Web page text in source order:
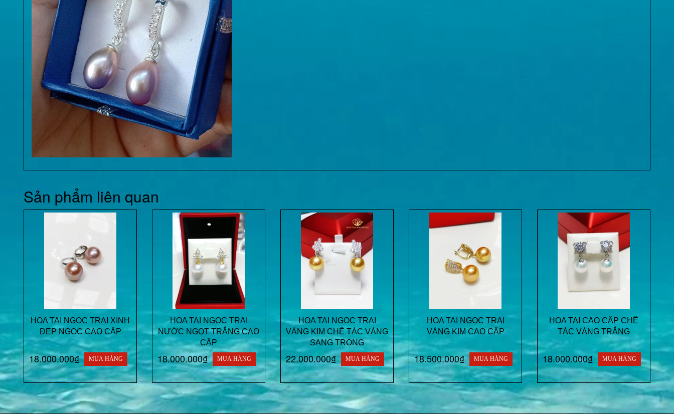
Sản phẩm liên quan
HOA TAI NGỌC TRAI XINH
ĐẸP NGỌC CAO CẤP
18.000.000₫ MUA HÀNG
HOA TAI NGỌC TRAI
NƯỚC NGỌT TRẮNG CAO
CẤP
18.000.000₫ MUA HÀNG
HOA TAI NGỌC TRAI
VÀNG KIM CHẾ TÁC VÀNG
SANG TRỌNG
22.000.000₫ MUA HÀNG
HOA TAI NGỌC TRAI
VÀNG KIM CAO CẤP
18.500.000₫ MUA HÀNG
HOA TAI CAO CẤP CHẾ
TÁC VÀNG TRẮNG
18.000.000₫ MUA HÀNG